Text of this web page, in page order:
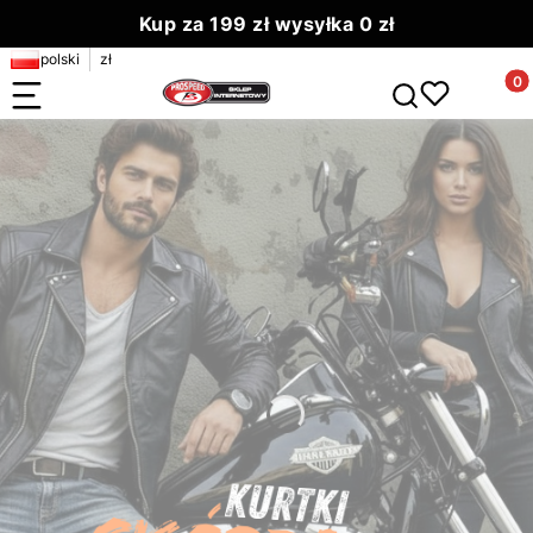
Kup za 199 zł wysyłka 0 zł
polski zł
Otwórz